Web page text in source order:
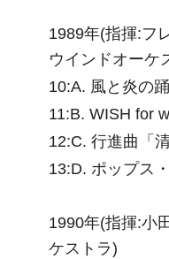
1989年(指揮:フ
ウインドオーケ
10:A. 風と炎の
11:B. WISH for
12:C. 行進曲「
13:D. ポップス
1990年(指揮:小
ケストラ)